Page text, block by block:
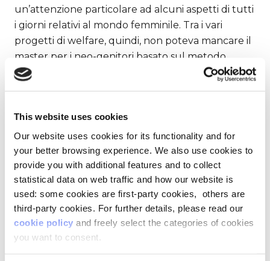
This website uses cookies
Our website uses cookies for its functionality and for
your better browsing experience. We also use cookies to
provide you with additional features and to collect
statistical data on web traffic and how our website is
used: some cookies are first-party cookies, others are
third-party cookies. For further details, please read our
cookie policy and freely select the categories of cookies
you want to consent.
un’attenzione particolare ad alcuni aspetti di tutti
i giorni relativi al mondo femminile. Tra i vari
progetti di welfare, quindi, non poteva mancare il
master per i neo-genitori basato sul metodo
MAAM, perfettamente in linea con la filosofia
L’ascoltoe l’empatiasono due abilità
fondamentali nel mondo del servizio. Il rapporto
con il cliente va protetto, curato e accudito
perché rimanga stabile e duraturo. Sapersi
immedesimare nell’altro, ascoltandolo
profondamente e cogliendo tutti i segnali, anche
quelli deboli e impercettibili, fa la differenza e
determina il successo dell’azienda. Inoltre,